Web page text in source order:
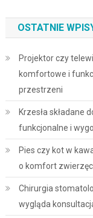
OSTATNIE
Projektor czy
komfortowe i
przestrzeni
Krzesła składane
funkcjonalne i
Pies czy kot w
o komfort
Chirurgia
wygląda